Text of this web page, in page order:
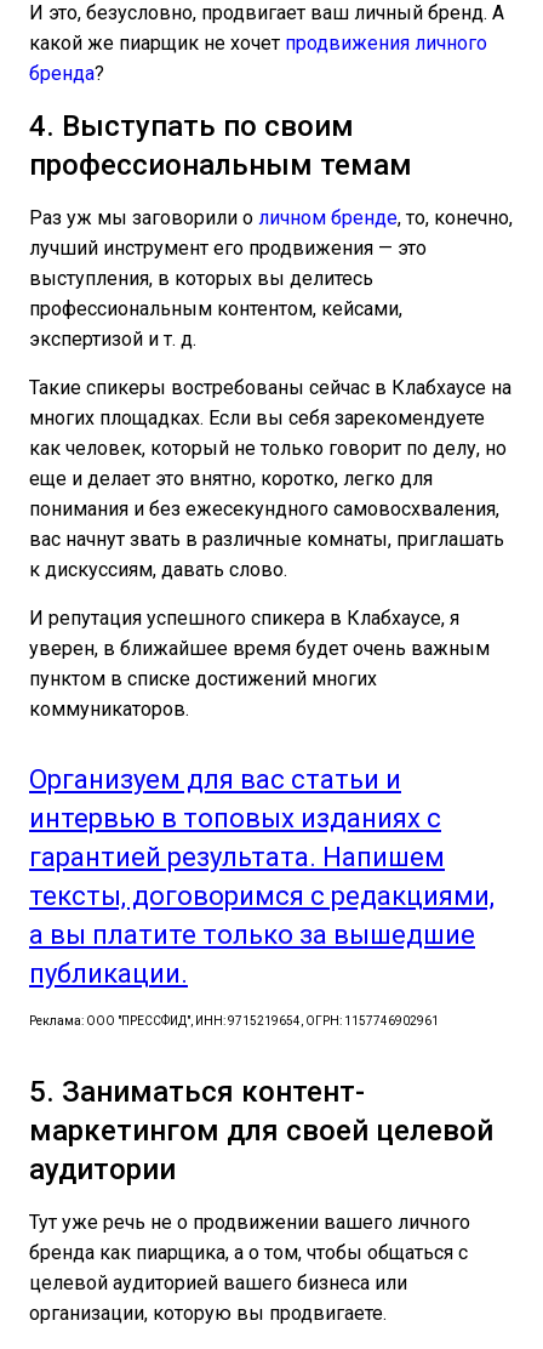
И это, безусловно, продвигает ваш личный бренд. А
какой же пиарщик не хочет продвижения личного
бренда?
4. Выступать по своим
профессиональным темам
Раз уж мы заговорили о личном бренде, то, конечно,
лучший инструмент его продвижения — это
выступления, в которых вы делитесь
профессиональным контентом, кейсами,
экспертизой и т. д.
Такие спикеры востребованы сейчас в Клабхаусе на
многих площадках. Если вы себя зарекомендуете
как человек, который не только говорит по делу, но
еще и делает это внятно, коротко, легко для
понимания и без ежесекундного самовосхваления,
вас начнут звать в различные комнаты, приглашать
к дискуссиям, давать слово.
И репутация успешного спикера в Клабхаусе, я
уверен, в ближайшее время будет очень важным
пунктом в списке достижений многих
коммуникаторов.
Организуем для вас статьи и
интервью в топовых изданиях с
гарантией результата. Напишем
тексты, договоримся с редакциями,
а вы платите только за вышедшие
публикации.
Реклама: ООО "ПРЕССФИД", ИНН: 9715219654, ОГРН: 1157746902961
5. Заниматься контент-
маркетингом для своей целевой
аудитории
Тут уже речь не о продвижении вашего личного
бренда как пиарщика, а о том, чтобы общаться с
целевой аудиторией вашего бизнеса или
организации, которую вы продвигаете.